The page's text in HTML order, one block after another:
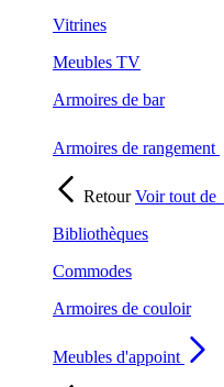
Vitrines
Meubles TV
Armoires de bar
Armoires de rangement
RetourVoir tout de
Bibliothèques
Commodes
Armoires de couloir
Meubles d'appoint